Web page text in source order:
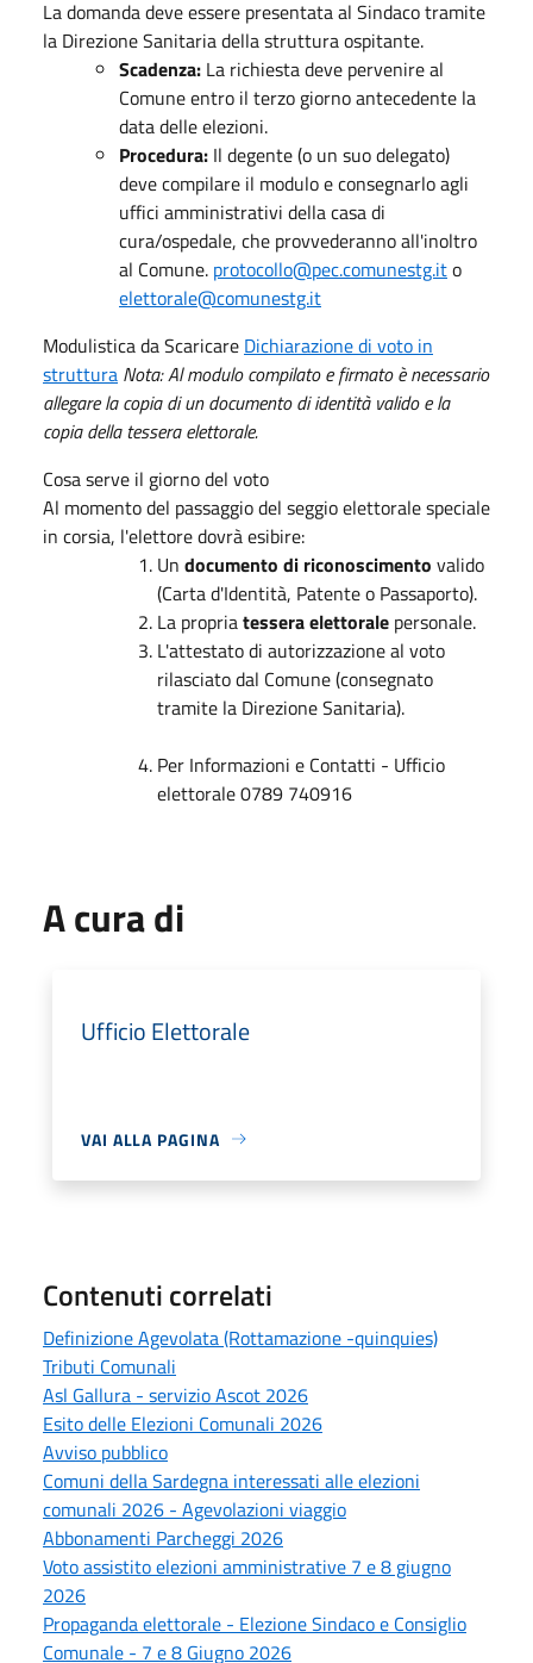
La domanda deve essere presentata al Sindaco tramite
la Direzione Sanitaria della struttura ospitante.
Scadenza: La richiesta deve pervenire al
Comune entro il terzo giorno antecedente la
data delle elezioni.
Procedura: Il degente (o un suo delegato)
deve compilare il modulo e consegnarlo agli
uffici amministrativi della casa di
cura/ospedale, che provvederanno all'inoltro
al Comune. protocollo@pec.comunestg.ito
elettorale@comunestg.it
Modulistica da Scaricare Dichiarazione di voto in
struttura Nota: Al modulo compilato e firmato è necessario
allegare la copia di un documento di identità valido e la
copia della tessera elettorale.
Cosa serve il giorno del voto
Al momento del passaggio del seggio elettorale speciale
in corsia, l'elettore dovrà esibire:
Un documento di riconoscimento valido
(Carta d'Identità, Patente o Passaporto).
La propriatessera elettorale personale.
L'attestato di autorizzazione al voto
rilasciato dal Comune (consegnato
tramite la Direzione Sanitaria).
Per Informazioni e Contatti - Ufficio
elettorale 0789 740916
A cura di
Ufficio Elettorale
VAI ALLA PAGINA
Contenuti correlati
Definizione Agevolata (Rottamazione -quinquies)
Tributi Comunali
Asl Gallura - servizio Ascot 2026
Esito delle Elezioni Comunali 2026
Avviso pubblico
Comuni della Sardegna interessati alle elezioni
comunali 2026 - Agevolazioni viaggio
Abbonamenti Parcheggi 2026
Voto assistito elezioni amministrative 7 e 8 giugno
2026
Propaganda elettorale - Elezione Sindaco e Consiglio
Comunale - 7 e 8 Giugno 2026